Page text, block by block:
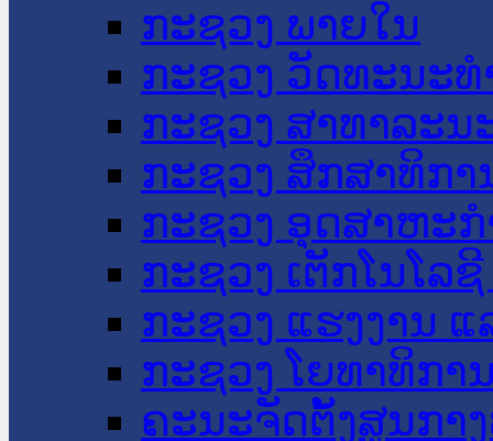
ກະຊວງ ພາຍໃນ
ກະຊວງ ວັດທະນະ
ກະຊວງ ສາທາລະນ
ກະຊວງ ສຶກສາທິກາ
ກະຊວງ ອຸດສາຫະ
ກະຊວງ ເຕັກໂນໂລ
ກະຊວງ ແຮງງານ
ກະຊວງ ໂຍທາທິກາ
ຄະນະຈັດຕັ້ງສູນກາ